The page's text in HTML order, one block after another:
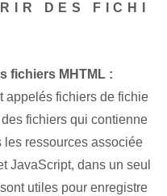
DES FICHI
fichiers MHTML :
appelés fichiers de fichie
fichiers qui contienne
les ressources associée
JavaScript, dans un seul
utiles pour enregistre